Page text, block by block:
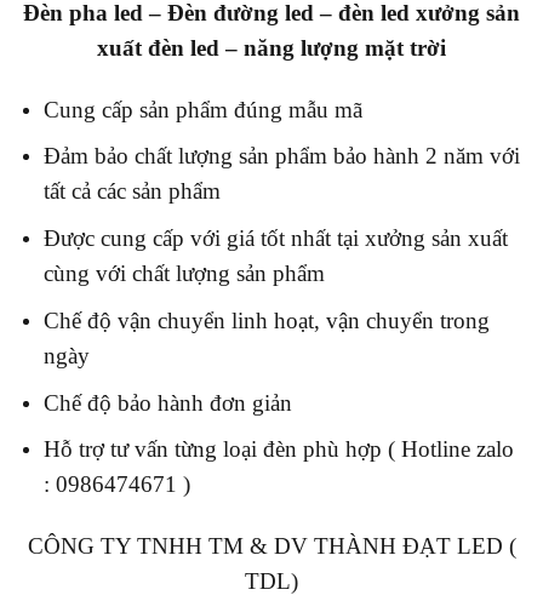
Đèn pha led – Đèn đường led – đèn led xưởng sản
xuất đèn led – năng lượng mặt trời
Cung cấp sản phẩm đúng mẫu mã
Đảm bảo chất lượng sản phẩm bảo hành 2 năm với
tất cả các sản phẩm
Được cung cấp với giá tốt nhất tại xưởng sản xuất
cùng với chất lượng sản phẩm
Chế độ vận chuyển linh hoạt, vận chuyển trong
ngày
Chế độ bảo hành đơn giản
Hỗ trợ tư vấn từng loại đèn phù hợp ( Hotline zalo
: 0986474671 )
CÔNG TY TNHH TM & DV THÀNH ĐẠT LED (
TDL)